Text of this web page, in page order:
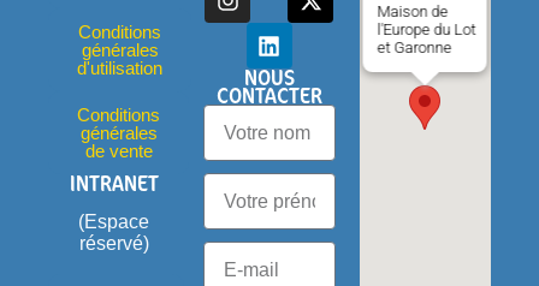
Conditions
générales
d'utilisation
Conditions
générales
de vente
INTRANET
(Espace
réservé)
NOUS
CONTACTER
Maison de
l'Europe du Lot
et Garonne